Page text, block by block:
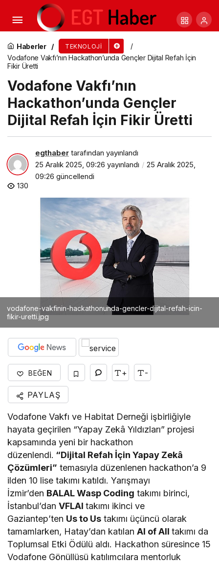
Haberler TEKNOLOJI
Vodafone Vakfı’nın Hackathon’unda Gençler Dijital Refah İçin
Fikir Üretti
Vodafone Vakfı’nın
Hackathon’unda Gençler
Dijital Refah İçin Fikir Üretti
egthaber tarafından yayınlandı
25 Aralık 2025, 09:26 yayınlandı
25 Aralık 2025,
09:26 güncellendi
130
vodafone-vakfinin-hackathonunda-gencler-dijital-refah-icin-
fikir-uretti.jpg
BEĞEN + -
PAYLAŞ
Vodafone Vakfı ve Habitat Derneği işbirliğiyle
hayata geçirilen “Yapay Zekâ Yıldızları” projesi
kapsamında yeni bir hackathon
düzenlendi. “Dijital Refah İçin Yapay Zekâ
Çözümleri” temasıyla düzenlenen hackathon’a 9
ilden 10 lise takımı katıldı. Yarışmayı
İzmir’den BALAL Wasp Coding takımı birinci,
İstanbul’danVFLAItakımı ikinci ve
Gaziantep’ten Us to Us takımı üçüncü olarak
tamamlarken, Hatay’dan katılanAI of Alltakımı da
Toplumsal Etki Ödülü aldı. Hackathon süresince 15
Vodafone Gönüllüsü katılımcılara mentorluk
Vodafone Vakfı’nın Hackathon’unda Gençler
Dijital Refah İçin Fikir Üretti